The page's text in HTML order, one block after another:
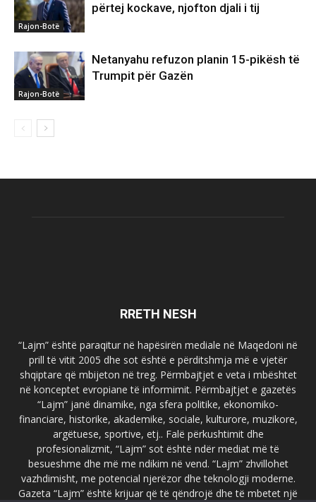
Rajon-Botë
përtej kockave, njofton djali i tij
Rajon-Botë
Netanyahu refuzon planin 15-pikësh të
Trumpit për Gazën
RRETH NESH
“Lajm” është paraqitur në hapësirën mediale në Maqedoni në
prill të vitit 2005 dhe sot është e përditshmja më e vjetër
shqiptare që mbijeton në treg. Përmbajtjet e veta i mbështet
në konceptet evropiane të informimit. Përmbajtjet e gazetës
“Lajm” janë dinamike, nga sfera politike, ekonomiko-
financiare, historike, akademike, sociale, kulturore, muzikore,
argëtuese, sportive, etj.. Falë përkushtimit dhe
profesionalizmit, “Lajm” sot është ndër mediat më të
besueshme dhe më me ndikim në vend. “Lajm” zhvillohet
vazhdimisht, me potencial njerëzor dhe teknologji moderne.
Gazeta “Lajm” është krijuar që të qëndrojë dhe të mbetet një